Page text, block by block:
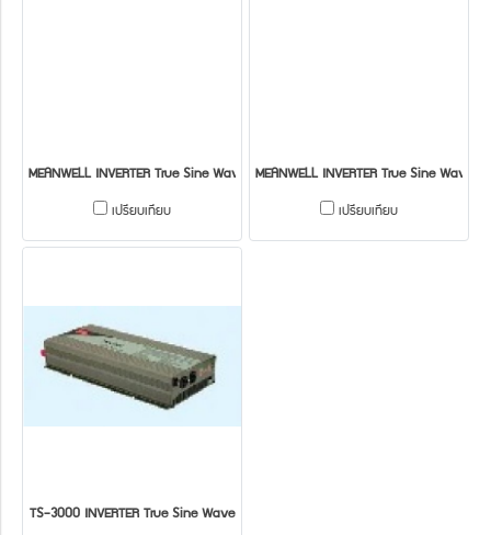
MEANWELL INVERTER True Sine Wave TS-1500
เปรียบเทียบ
MEANWELL INVERTER True Sine Wave
เปรียบเทียบ
TS-3000 INVERTER True Sine Wave